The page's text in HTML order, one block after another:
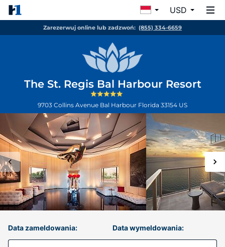
USD
Zarezerwuj online lub zadzwoń: (855) 334-6659
The St. Regis Bal Harbour Resort
9703 Collins Avenue Bal Harbour Florida 33154 US
Data zameldowania: Data wymeldowania: